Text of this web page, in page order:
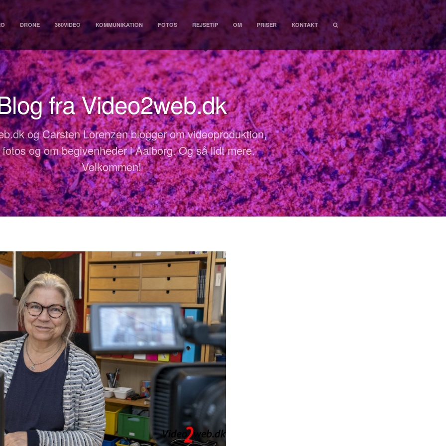
DRONE 360VIDEO KOMMUNIKATION FOTOS REJSETIP OM PRISER KONTAKT
fra Video2web.dk
og Carsten Lorenzen blogger om videoproduktion,
og om begivenheder i Aalborg. Og så lidt mere.
Velkommen!